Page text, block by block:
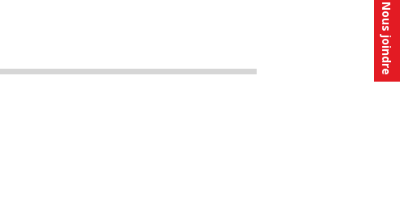
Nous joindre